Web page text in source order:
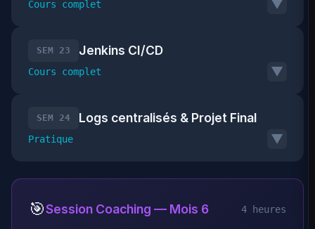
Cours complet ▼
SEM 23 Jenkins CI/CD
Cours complet ▼
SEM 24 Logs centralisés & Projet Final
Pratique ▼
🎯Session Coaching — Mois 6 4 heures